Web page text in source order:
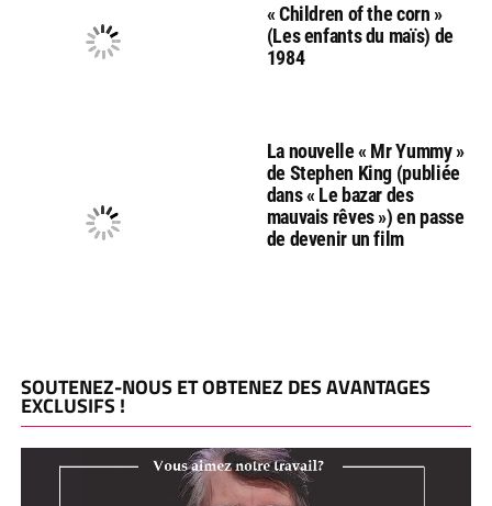
« Children of the corn »
(Les enfants du maïs) de
1984
La nouvelle « Mr Yummy »
de Stephen King (publiée
dans « Le bazar des
mauvais rêves ») en passe
de devenir un film
SOUTENEZ-NOUS ET OBTENEZ DES AVANTAGES
EXCLUSIFS !